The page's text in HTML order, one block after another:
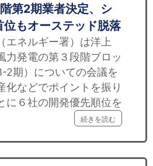
第2期業者決定、シ
位もオーステッド脱落
ネルギー署）は洋上
力発電の第３段階ブロッ
2期）についての会議を
化などでポイントを振り
に６社の開発優先順位を
続きを読む